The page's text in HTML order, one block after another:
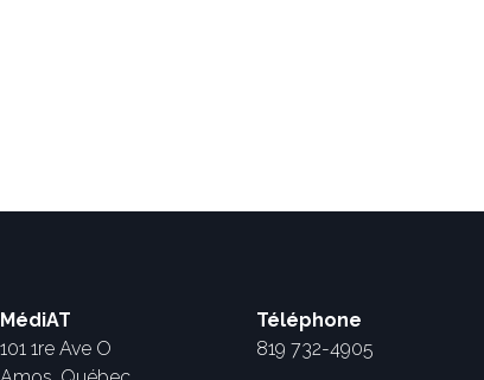
MédiAT
101 1re Ave O
Téléphone
819 732-4905